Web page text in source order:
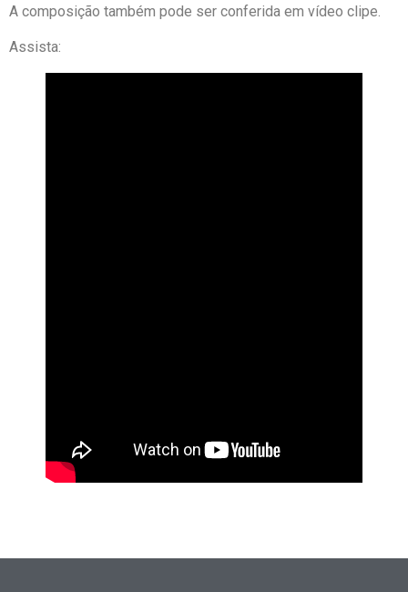
A composição também pode ser conferida em vídeo clipe.
Assista: